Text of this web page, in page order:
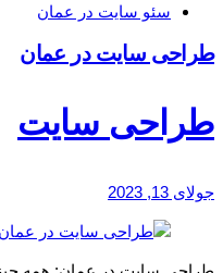
سئو سایت در عمان
طراحی سایت در عمان
طراحی سایت
جولای 13, 2023